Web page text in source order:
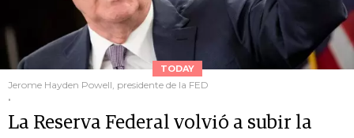
TODAY
Jerome Hayden Powell, presidente de la FED
.
La Reserva Federal volvió a subir la